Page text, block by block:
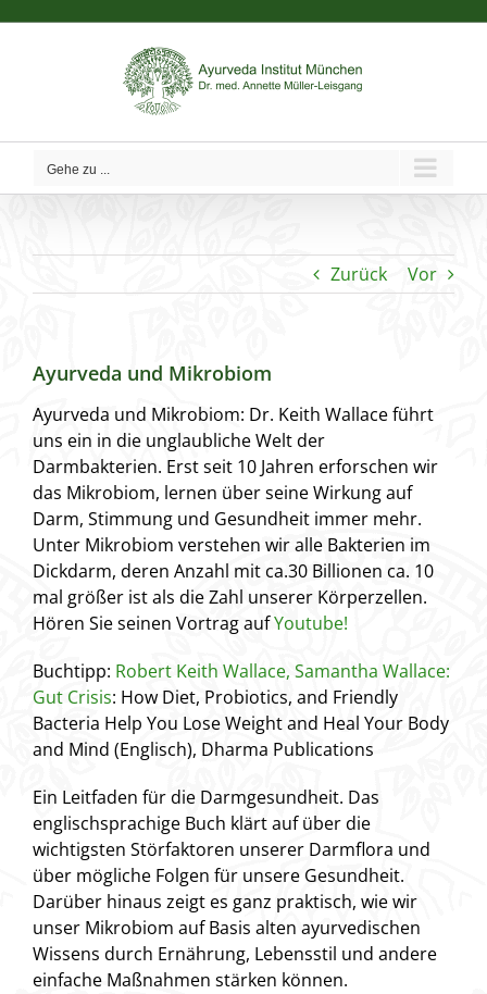
Gehe zu ...
Zurück Vor
Ayurveda und Mikrobiom
Ayurveda und Mikrobiom: Dr. Keith Wallace führt
uns ein in die unglaubliche Welt der
Darmbakterien. Erst seit 10 Jahren erforschen wir
das Mikrobiom, lernen über seine Wirkung auf
Darm, Stimmung und Gesundheit immer mehr.
Unter Mikrobiom verstehen wir alle Bakterien im
Dickdarm, deren Anzahl mit ca.30 Billionen ca. 10
mal größer ist als die Zahl unserer Körperzellen.
Hören Sie seinen Vortrag aufYoutube!
Buchtipp: Robert Keith Wallace, Samantha Wallace:
Gut Crisis: How Diet, Probiotics, and Friendly
Bacteria Help You Lose Weight and Heal Your Body
and Mind (Englisch), Dharma Publications
Ein Leitfaden für die Darmgesundheit. Das
englischsprachige Buch klärt auf über die
wichtigsten Störfaktoren unserer Darmflora und
über mögliche Folgen für unsere Gesundheit.
Darüber hinaus zeigt es ganz praktisch, wie wir
unser Mikrobiom auf Basis alten ayurvedischen
Wissens durch Ernährung, Lebensstil und andere
einfache Maßnahmen stärken können.